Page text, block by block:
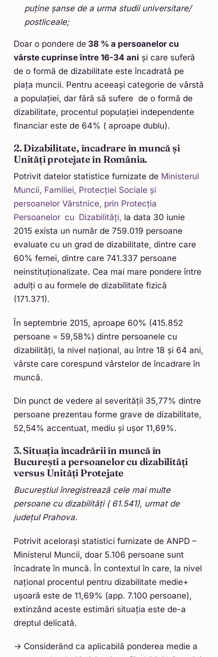
puține șanse de a urma studii universitare/
postliceale;
Doar o pondere de 38 % a persoanelor cu
vârste cuprinse între 16-34 ani și care suferă
de o formă de dizabilitate este încadrată pe
piața muncii. Pentru aceeași categorie de vârstă
a populației, dar fără să sufere de o formă de
dizabilitate, procentul populației independente
financiar este de 64% ( aproape dublu).
2. Dizabilitate, încadrare în muncă și
Unități protejate în România.
Potrivit datelor statistice furnizate de Ministerul
Muncii, Familiei, Protecției Sociale și
persoanelor Vârstnice, prin Protecția
Persoanelor cu Dizabilități, la data 30 iunie
2015 exista un număr de 759.019 persoane
evaluate cu un grad de dizabilitate, dintre care
60% femei, dintre care 741.337 persoane
neinstituționalizate. Cea mai mare pondere între
adulți o au formele de dizabilitate fizică
(171.371).
În septembrie 2015, aproape 60% (415.852
persoane = 59,58%) dintre persoanele cu
dizabilități, la nivel național, au între 18 și 64 ani,
vârste care corespund vârstelor de încadrare în
muncă.
Din punct de vedere al severității 35,77% dintre
persoane prezentau forme grave de dizabilitate,
52,54% accentuat, mediu și ușor 11,69%.
3. Situația încadrării în muncă în
București a persoanelor cu dizabilități
versus Unități Protejate
Bucureștiul înregistrează cele mai multe
persoane cu dizabilități ( 61.541), urmat de
județul Prahova.
Potrivit acelorași statistici furnizate de ANPD –
Ministerul Muncii, doar 5.106 persoane sunt
încadrate în muncă. În contextul în care, la nivel
național procentul pentru dizabilitate medie+
ușoară este de 11,69% (app. 7.100 persoane),
extinzând aceste estimări situația este de-a
dreptul delicată.
→ Considerând ca aplicabilă ponderea medie a